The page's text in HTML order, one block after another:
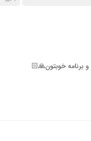
برنامه خوبتون🙏🏻